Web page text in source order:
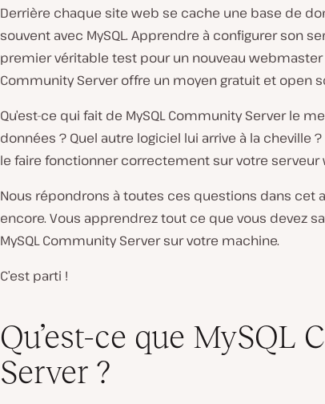
Derrière chaque site web se cache une base de
souvent avec MySQL. Apprendre à configurer son
premier véritable test pour un nouveau webmaster
Community Server offre un moyen gratuit et open
Qu’est-ce qui fait de MySQL Community Server le
données ? Quel autre logiciel lui arrive à la cheville
le faire fonctionner correctement sur votre serveur
Nous répondrons à toutes ces questions dans cet
encore. Vous apprendrez tout ce que vous devez
MySQL Community Server sur votre machine.
C’est parti !
Qu’est-ce que MySQL
Server ?